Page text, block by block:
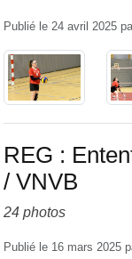
Publié le 24 avril 2025
REG :
/ VNVB
24 photos
Publié le 16 mars 2025